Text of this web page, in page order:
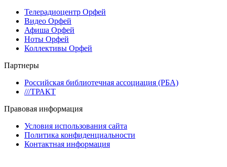
Телерадиоцентр Орфей
Видео Орфей
Афиша Орфей
Ноты Орфей
Коллективы Орфей
Партнеры
Российская библиотечная ассоциация (РБА)
///ТРАКТ
Правовая информация
Условия использования сайта
Политика конфиденциальности
Контактная информация